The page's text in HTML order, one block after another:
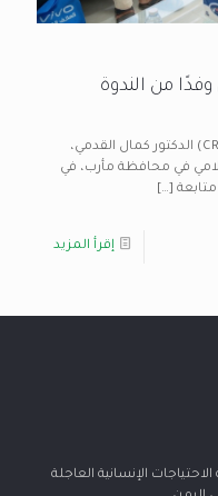
وفدًا من الندوة
استقبل رئيس منتدى الإغاثة والبناء (CRB) الدكتور كمال القدمي،
في محافظة مأرب، في
[…]
إقرأ المزيد
الإنسانية العاجلة